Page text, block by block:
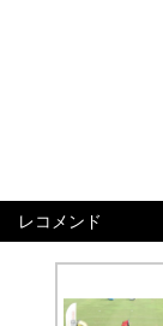
レコメンド